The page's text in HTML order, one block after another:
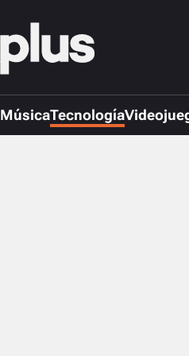
MúsicaTecnología